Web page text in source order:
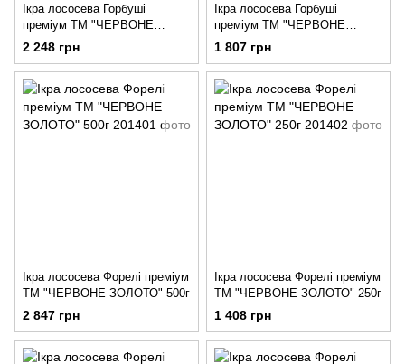
Ікра лососева Горбуші
преміум ТМ "ЧЕРВОНЕ
ЗОЛОТО" 250г
2 248 грн
Ікра лососева Горбуші
преміум ТМ "ЧЕРВОНЕ
ЗОЛОТО" 200г
1 807 грн
Ікра лососева Форелі преміум
ТМ "ЧЕРВОНЕ ЗОЛОТО" 500г
2 847 грн
Ікра лососева Форелі преміум
ТМ "ЧЕРВОНЕ ЗОЛОТО" 250г
1 408 грн